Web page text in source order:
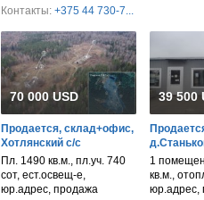
Контакты: +375 44 730-7...
70 000 USD
Продается, склад+офис,
Хотлянский с/с
Пл. 1490 кв.м., пл.уч. 740
сот, ест.освещ-е,
юр.адрес, продажа
39 500
1
кв.м.,
юр.адрес,